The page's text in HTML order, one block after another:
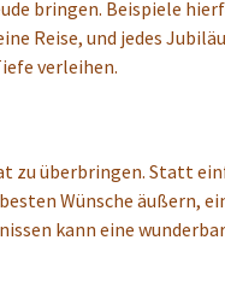
bringen. Beispiele
Reise, und jedes
verleihen.
zu überbringen. Statt
Wünsche äußern,
kann eine